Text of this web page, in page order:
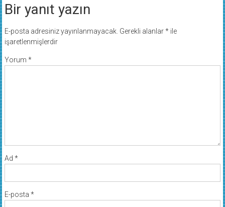
Bir yanıt yazın
E-posta adresiniz yayınlanmayacak. Gerekli alanlar*ile
işaretlenmişlerdir
Yorum *
Ad *
E-posta *